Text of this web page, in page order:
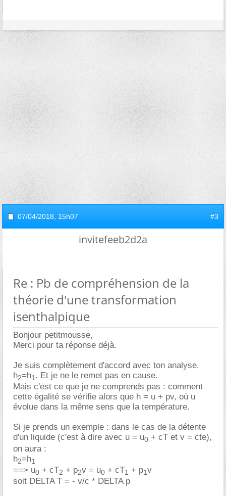
07/04/2018, 15h07 #3
invitefeeb2d2a
Re : Pb de compréhension de la
théorie d'une transformation
isenthalpique
Bonjour petitmousse,
Merci pour ta réponse déjà.
Je suis complètement d'accord avec ton analyse.
h2=h1 . Et je ne le remet pas en cause.
Mais c'est ce que je ne comprends pas : comment
cette égalité se vérifie alors que h = u + pv, où u
évolue dans la même sens que la température.
Si je prends un exemple : dans le cas de la détente
d'un liquide (c'est à dire avec u = u0 + cT et v = cte),
on aura :
h2=h1
==> u0 + cT2 + p2v = u0 + cT1 + p1v
soit DELTA T = - v/c * DELTA p